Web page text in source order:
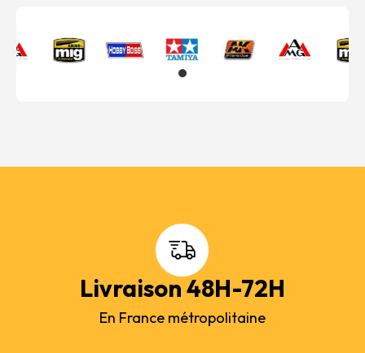
Livraison 48H-72H
En France métropolitaine